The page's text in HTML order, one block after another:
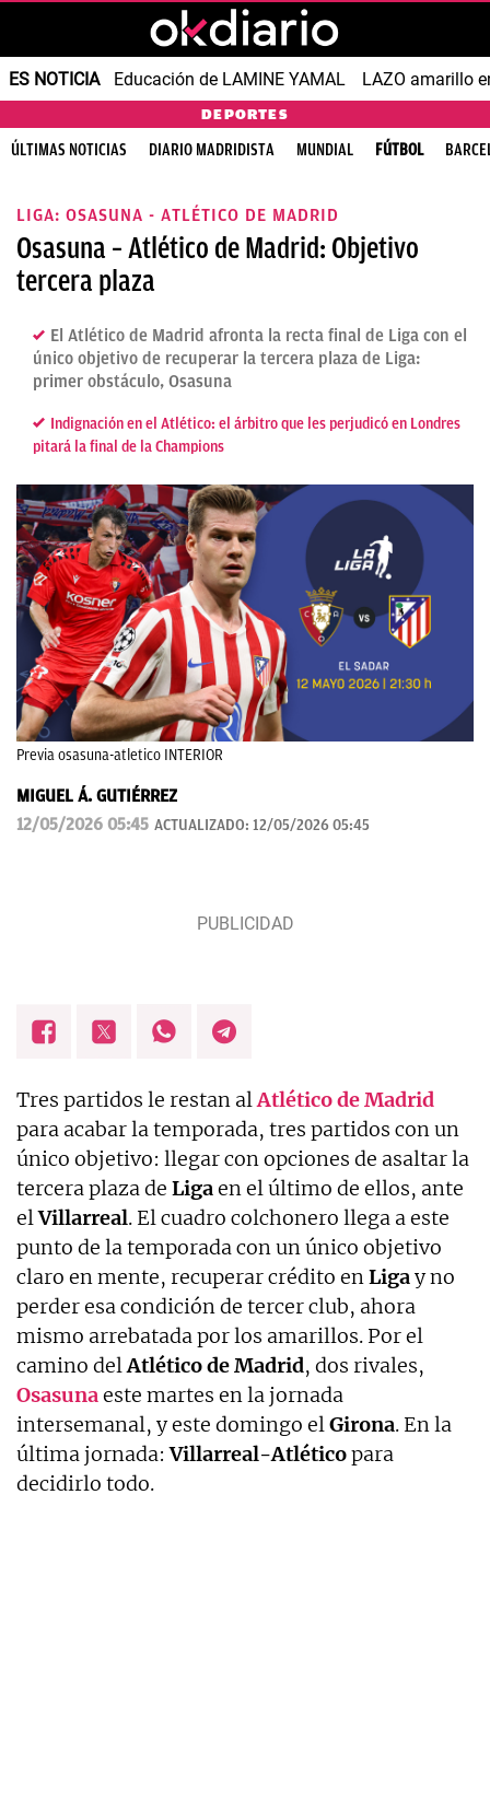
ES NOTICIA Educación de LAMINE YAMAL LAZO amarillo
DEPORTES
ÚLTIMAS NOTICIAS DIARIO MADRIDISTA MUNDIAL FÚTBOL
LIGA: OSASUNA - ATLÉTICO DE MADRID
Osasuna – Atlético de Madrid: Objetivo
tercera plaza
El Atlético de Madrid afronta la recta final de Liga con el
único objetivo de recuperar la tercera plaza de Liga:
primer obstáculo, Osasuna
Indignación en el Atlético: el árbitro que les perjudicó en Londres
pitará la final de la Champions
Previa osasuna-atletico INTERIOR
MIGUEL Á. GUTIÉRREZ
12/05/2026 05:45 ACTUALIZADO: 12/05/2026 05:45
Tres partidos le restan alAtlético de Madrid
para acabar la temporada, tres partidos con un
único objetivo: llegar con opciones de asaltar la
tercera plaza de Ligaen el último de ellos, ante
elVillarreal. El cuadro colchonero llega a este
punto de la temporada con un único objetivo
claro en mente, recuperar crédito enLigay no
perder esa condición de tercer club, ahora
mismo arrebatada por los amarillos. Por el
camino delAtlético de Madrid, dos rivales,
Osasunaeste martes en la jornada
intersemanal, y este domingo elGirona. En la
última jornada:Villarreal-Atléticopara
decidirlo todo.